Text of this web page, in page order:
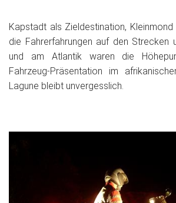
Kapstadt als Zieldestination,
die Fahrerfahrungen auf den Strecken
und am Atlantik waren die
Fahrzeug-Präsentation im
Lagune bleibt unvergesslich.